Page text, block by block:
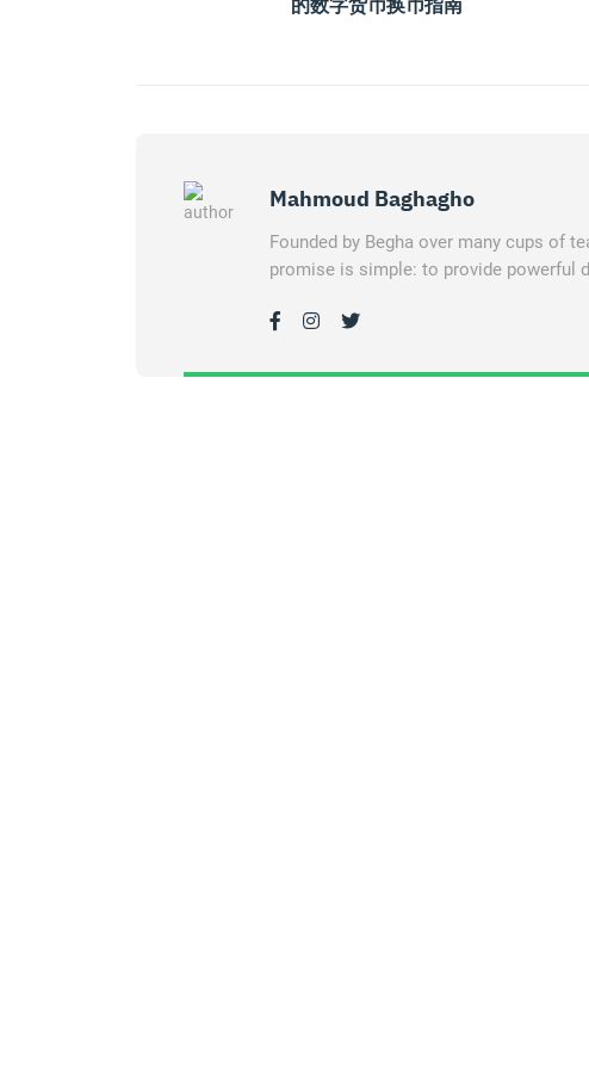
的数字货币换币指南
Mahmoud Baghagho
Founded by Begha over many cups of
promise is simple: to provide powerful